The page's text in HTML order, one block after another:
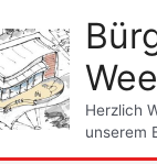
Herzlich
unserem